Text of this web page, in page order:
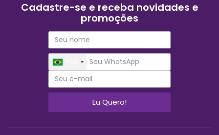
Cadastre-se e receba novidades e
promoções
Eu Quero!